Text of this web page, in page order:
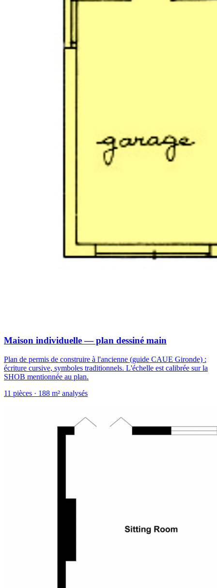
Maison individuelle — plan dessiné main
Plan de permis de construire à l'ancienne (guide CAUE Gironde) :
écriture cursive, symboles traditionnels. L'échelle est calibrée sur la
SHOB mentionnée au plan.
11 pièces · 188 m² analysés